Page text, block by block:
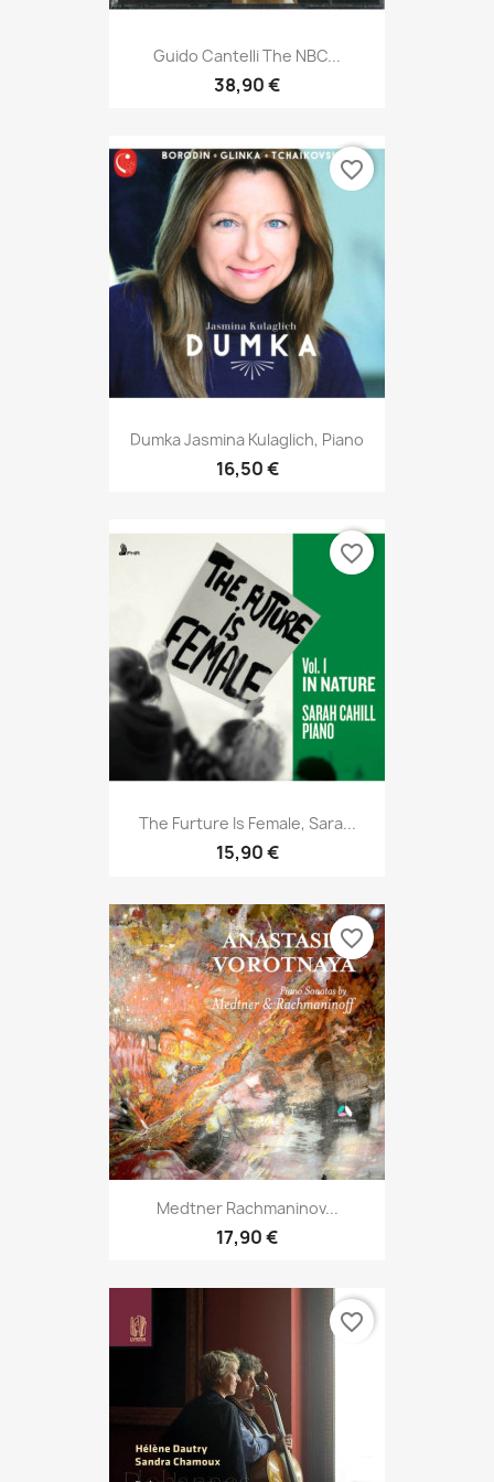
Guido Cantelli The NBC...
38,90 €
Dumka Jasmina Kulaglich, Piano
16,50 €
favorite_border
The Furture Is Female, Sara...
15,90 €
favorite_border
Medtner Rachmaninov...
17,90 €
favorite_border
favorite_border